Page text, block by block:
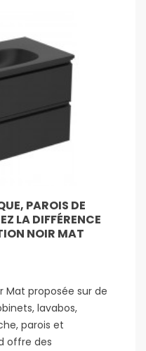
PAROIS DE
LA DIFFÉRENCE
NOIR MAT
Mat proposée sur de
lavabos,
parois et
offre des